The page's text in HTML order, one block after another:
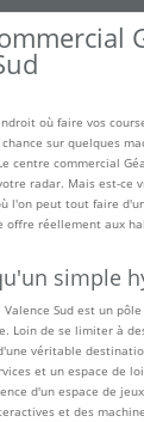
où faire vos
sur quelques
centre commercial
radar. Mais est-ce
l'on peut tout faire
offre réellement aux
simple
Valence Sud est un
Loin de se limiter à
véritable
et un espace de
d'un espace de
et des